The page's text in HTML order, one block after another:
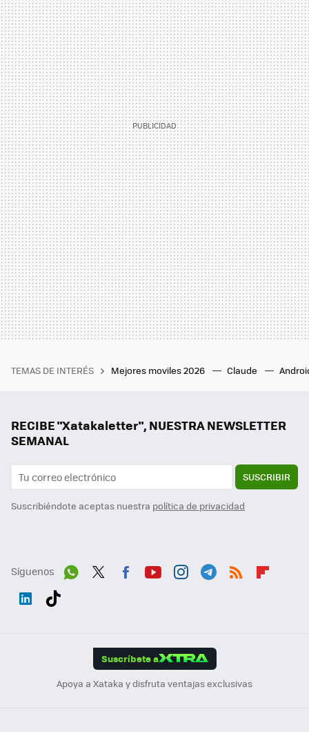
TEMAS DE INTERÉS Mejores moviles 2026 Claude
RECIBE "Xatakaletter", NUESTRA NEWSLETTER
SEMANAL
SUSCRIBIR
Suscribiéndote aceptas nuestra política de privacidad
Síguenos
Suscríbete a
Apoya a Xataka y disfruta ventajas exclusivas